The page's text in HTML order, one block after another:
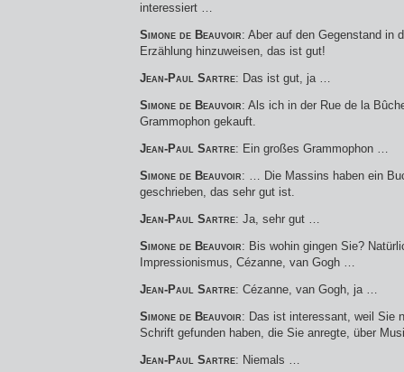
interessiert …
Simone de Beauvoir: Aber auf den Gegenstand in
Erzählung hinzuweisen, das ist gut!
Jean-Paul Sartre: Das ist gut, ja …
Simone de Beauvoir: Als ich in der Rue de la
Grammophon gekauft.
Jean-Paul Sartre: Ein großes Grammophon …
Simone de Beauvoir: … Die Massins haben ein
geschrieben, das sehr gut ist.
Jean-Paul Sartre: Ja, sehr gut …
Simone de Beauvoir: Bis wohin gingen Sie?
Impressionismus, Cézanne, van Gogh …
Jean-Paul Sartre: Cézanne, van Gogh, ja …
Simone de Beauvoir: Das ist interessant, weil Sie
Schrift gefunden haben, die Sie anregte, über
Jean-Paul Sartre: Niemals …